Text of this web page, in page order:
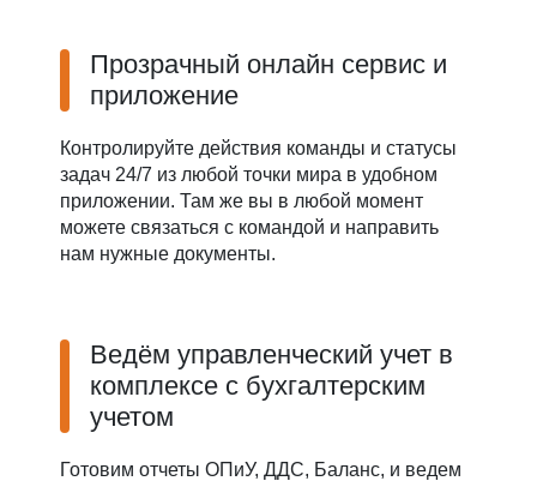
Прозрачный онлайн сервис и
приложение
Контролируйте действия команды и статусы
задач 24/7 из любой точки мира в удобном
приложении. Там же вы в любой момент
можете связаться с командой и направить
нам нужные документы.
Ведём управленческий учет в
комплексе с бухгалтерским
учетом
Готовим отчеты ОПиУ, ДДС, Баланс, и ведем